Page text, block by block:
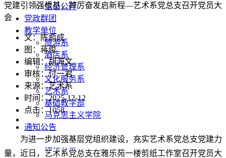
信息公开
党政群团
教学单位
旅游系
酒店系
经济管理系
文化服务系
艺术系
基础教学部
马克思主义学院
通知公告
通知公告
招标公示
党建引领强根基，踔厉奋发启新程—艺术系党总支召开党员大
会
文：陈俞成
图：蒋俊
编辑：胡海文
审核：付一君
来源：艺术系
时间：2025-12-12
点击：1058
为进一步加强基层党组织建设，充实艺术系党总支党建力
量，近日，艺术系党总支在雅乐苑一楼剪纸工作室召开党员大